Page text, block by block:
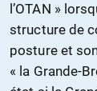
l’OTAN »
structure de
posture et
« la Grande-